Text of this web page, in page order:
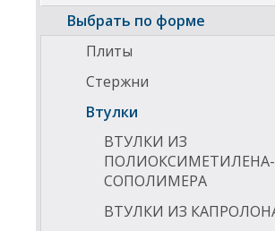
Выбрать по форме
Плиты
Стержни
Втулки
ВТУЛКИ ИЗ
ПОЛИОКСИМЕТИЛЕНА-
СОПОЛИМЕРА
ВТУЛКИ ИЗ